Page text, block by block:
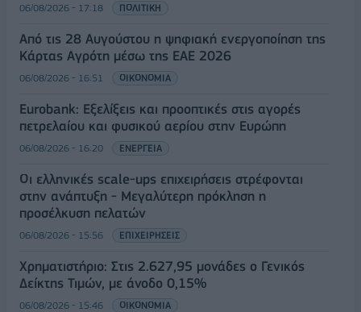
06/08/2026 - 17:18 ΠΟΛΙΤΙΚΗ
Από τις 28 Αυγούστου η ψηφιακή ενεργοποίηση της
Κάρτας Αγρότη μέσω της ΕΑΕ 2026
06/08/2026 - 16:51 ΟΙΚΟΝΟΜΙΑ
Eurobank: Εξελίξεις και προοπτικές στις αγορές
πετρελαίου και φυσικού αερίου στην Ευρώπη
06/08/2026 - 16:20 ΕΝΕΡΓΕΙΑ
Οι ελληνικές scale-ups επιχειρήσεις στρέφονται
στην ανάπτυξη - Μεγαλύτερη πρόκληση η
προσέλκυση πελατών
06/08/2026 - 15:56 ΕΠΙΧΕΙΡΗΣΕΙΣ
Χρηματιστήριο: Στις 2.627,95 μονάδες ο Γενικός
Δείκτης Τιμών, με άνοδο 0,15%
06/08/2026 - 15:46 ΟΙΚΟΝΟΜΙΑ